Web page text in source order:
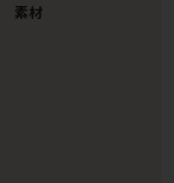
素材